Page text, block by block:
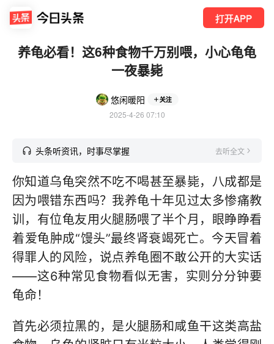
打开APP
养龟必看！这6种食物千万别喂，小心龟龟
一夜暴毙
悠闲暖阳 关注
2025-4-26 07:10
头条听资讯，时事尽掌握 去听全文
你知道乌龟突然不吃不喝甚至暴毙，八成都是
因为喂错东西吗？我养龟十年见过太多惨痛教
训，有位龟友用火腿肠喂了半个月，眼睁睁看
着爱龟肿成“馒头”最终肾衰竭死亡。今天冒着
得罪人的风险，说点养龟圈不敢公开的大实话
——这6种常见食物看似无害，实则分分钟要
龟命！
首先必须拉黑的，是火腿肠和咸鱼干这类高盐